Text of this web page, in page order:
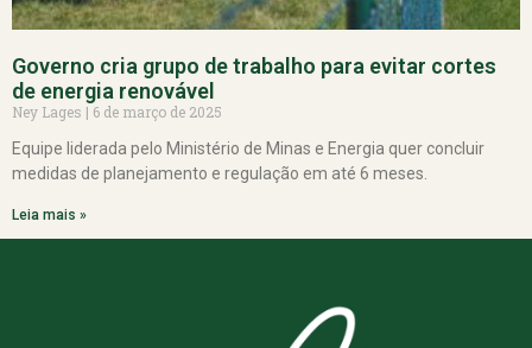
Governo cria grupo de trabalho para evitar cortes
de energia renovável
Ney Lages
6 de março de 2025
Equipe liderada pelo Ministério de Minas e Energia quer concluir
medidas de planejamento e regulação em até 6 meses.
Leia mais »